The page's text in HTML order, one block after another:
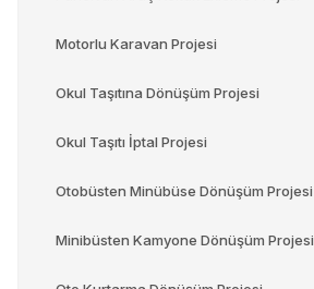
Motorlu Karavan Projesi
Okul Taşıtına Dönüşüm Projesi
Okul Taşıtı İptal Projesi
Otobüsten Minübüse Dönüşüm Projesi
Minibüsten Kamyone Dönüşüm Projesi